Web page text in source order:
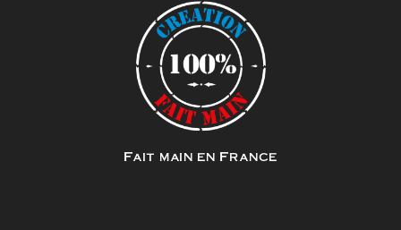
Fait main en France